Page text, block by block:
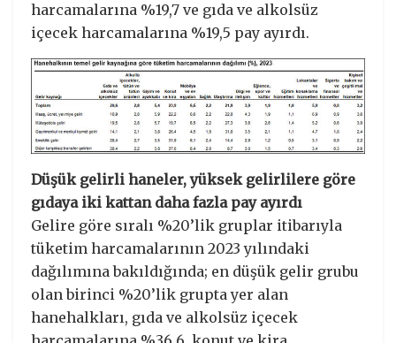
harcamalarına %19,7 ve gıda ve alkolsüz
içecek harcamalarına %19,5 pay ayırdı.
Düşük gelirli haneler, yüksek gelirlilere göre
gıdaya iki kattan daha fazla pay ayırdı
Gelire göre sıralı %20’lik gruplar itibarıyla
tüketim harcamalarının 2023 yılındaki
dağılımına bakıldığında; en düşük gelir grubu
olan birinci %20’lik grupta yer alan
hanehalkları, gıda ve alkolsüz içecek